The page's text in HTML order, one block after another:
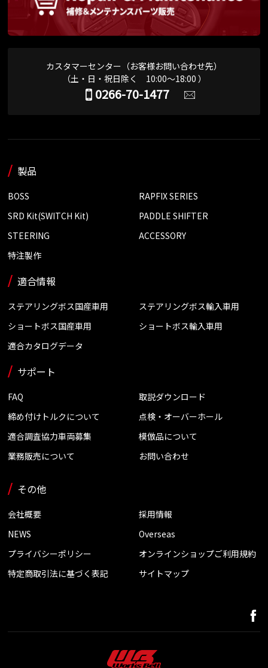
カスタマーセンター（お客様お問い合わせ先）
（土・日・祝日除く 10:00～18:00 ）
0266-70-1477
製品
BOSS
RAPFIX SERIES
SRD Kit(SWITCH Kit)
PADDLE SHIFTER
STEERING
ACCESSORY
特注製作
適合情報
ステアリングボス国産車用
ステアリングボス輸入車用
ショートボス国産車用
ショートボス輸入車用
適合カタログデータ
サポート
FAQ
取説ダウンロード
締め付けトルクについて
点検・オーバーホール
適合調査協力車両募集
模倣品について
業務販売について
お問い合わせ
その他
会社概要
採用情報
NEWS
Overseas
プライバシーポリシー
オンラインショップご利用規約
特定商取引法に基づく表記
サイトマップ